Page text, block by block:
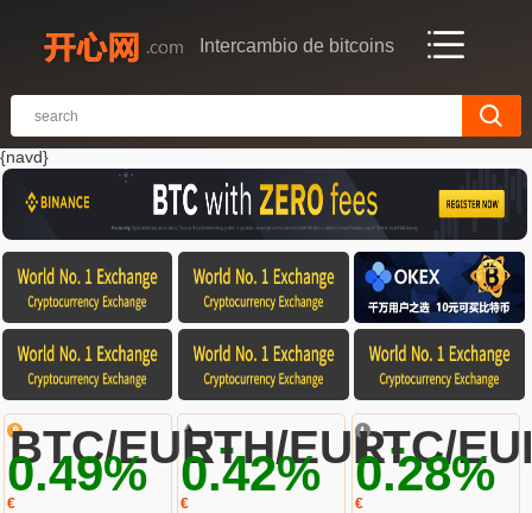
Intercambio de bitcoins
{navd}
BTC/EUR-
0.49%
€
ETH/EUR-
0.42%
€
LTC/
0.28%
€